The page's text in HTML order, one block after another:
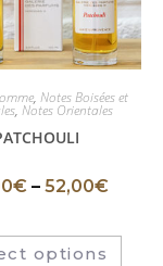
, Notes Boisées et
, Notes Orientales
€ – 52,00€
options